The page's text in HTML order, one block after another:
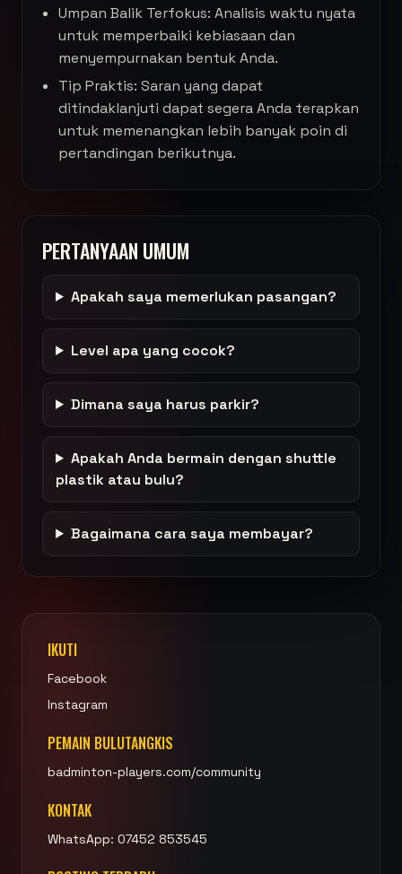
Umpan Balik Terfokus: Analisis waktu nyata
untuk memperbaiki kebiasaan dan
menyempurnakan bentuk Anda.
Tip Praktis: Saran yang dapat
ditindaklanjuti dapat segera Anda terapkan
untuk memenangkan lebih banyak poin di
pertandingan berikutnya.
PERTANYAAN UMUM
Apakah saya memerlukan pasangan?
Level apa yang cocok?
Dimana saya harus parkir?
Apakah Anda bermain dengan shuttle
plastik atau bulu?
Bagaimana cara saya membayar?
IKUTI
Facebook
Instagram
PEMAIN BULUTANGKIS
badminton-players.com/community
KONTAK
WhatsApp: 07452 853545